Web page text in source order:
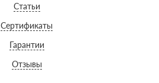
Статьи
Сертификаты
Гарантии
Отзывы